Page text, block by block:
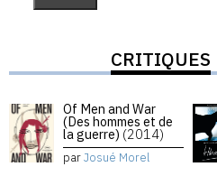
CRITIQUES
Of Men and War
(Des hommes et de
la guerre) (2014)
parJosué Morel